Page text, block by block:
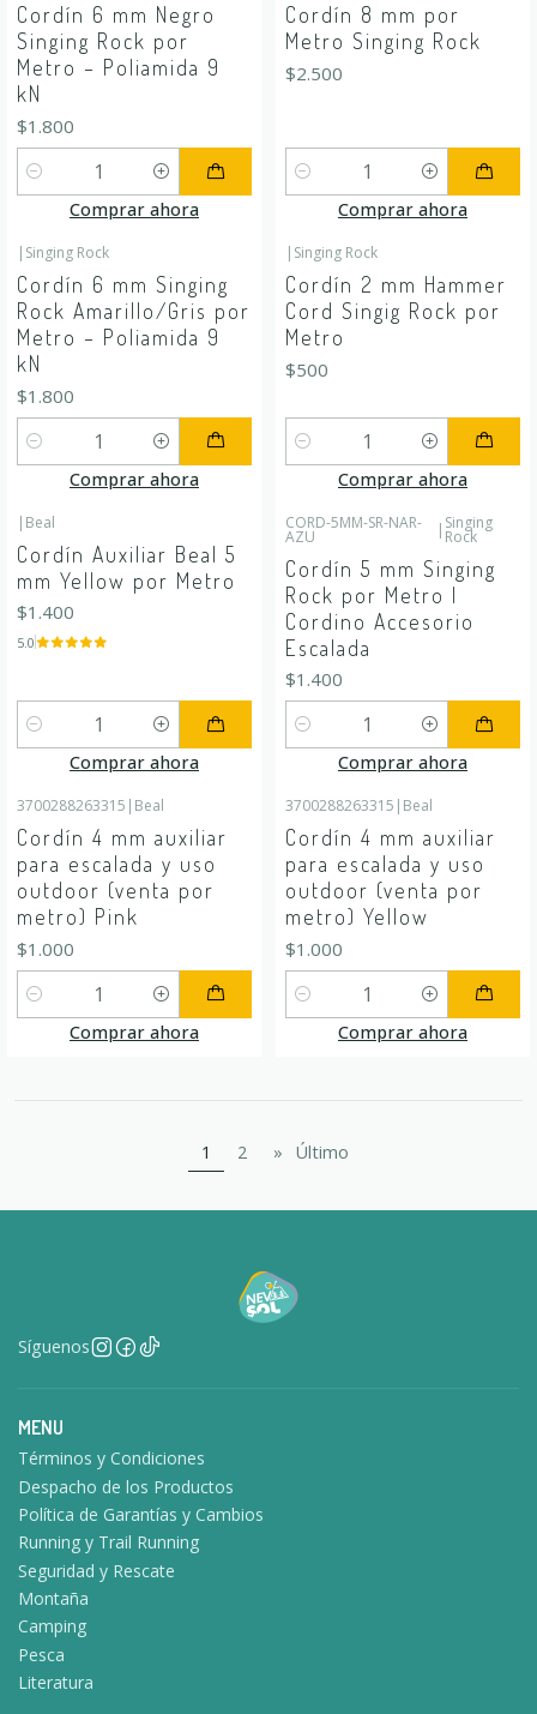
Cordín 6 mm Negro
Singing Rock por
Metro – Poliamida 9
kN
$1.800
Cantidad
Comprar ahora
Cordín 8 mm por
Metro Singing Rock
$2.500
Cantidad
Comprar ahora
| Singing Rock
Cordín 6 mm Singing
Rock Amarillo/Gris por
Metro – Poliamida 9
kN
$1.800
Cantidad
Comprar ahora
| Singing Rock
Cordín 2 mm Hammer
Cord Singig Rock por
Metro
$500
Cantidad
Comprar ahora
| Beal
Cordín Auxiliar Beal 5
mm Yellow por Metro
$1.400
5.0
Cantidad
Comprar ahora
CORD-5MM-SR-NAR-
AZU | Singing
Rock
Cordín 5 mm Singing
Rock por Metro |
Cordino Accesorio
Escalada
$1.400
Cantidad
Comprar ahora
3700288263315 | Beal
Cordín 4 mm auxiliar
para escalada y uso
outdoor (venta por
metro) Pink
$1.000
Cantidad
Comprar ahora
3700288263315 | Beal
Cordín 4 mm auxiliar
para escalada y uso
outdoor (venta por
metro) Yellow
$1.000
Cantidad
Comprar ahora
1 2 » Último
Síguenos
MENU
Términos y Condiciones
Despacho de los Productos
Política de Garantías y Cambios
Running y Trail Running
Seguridad y Rescate
Montaña
Camping
Pesca
Literatura